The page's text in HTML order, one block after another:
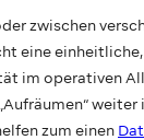
zwischen
eine
im operativen
weiter
zum einen